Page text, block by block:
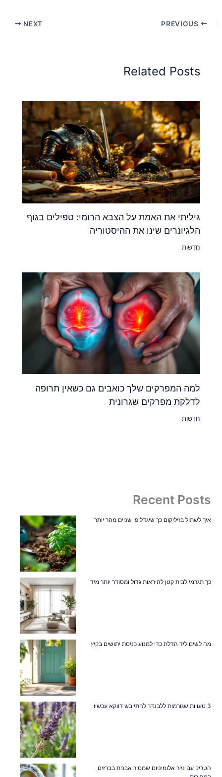
NEXT
Related Posts
גיליתי את האמת על הצבא הרומי: טפילים בגוף
הלגיונרים שינו את ההיסטוריה
חֲדָשׁוֹת
למה המפרקים שלך כואבים גם כשאין תרופה
לדלקת מפרקים שגרונית
חֲדָשׁוֹת
Recent Posts
איך לשתול בזיליקום כך שיגדל פי שניים מהר יותר
כך תגרמי לבית קטן להיראות גדול ומסודר יותר מיד
מה לשים ליד הדלת כדי למנוע כניסת יתושים בקיץ
3 טעויות שגורמות ללבנדר להתייבש דווקא עכשיו
הטריק עם נייר אלומיניום שמסיר אבנית בברזים